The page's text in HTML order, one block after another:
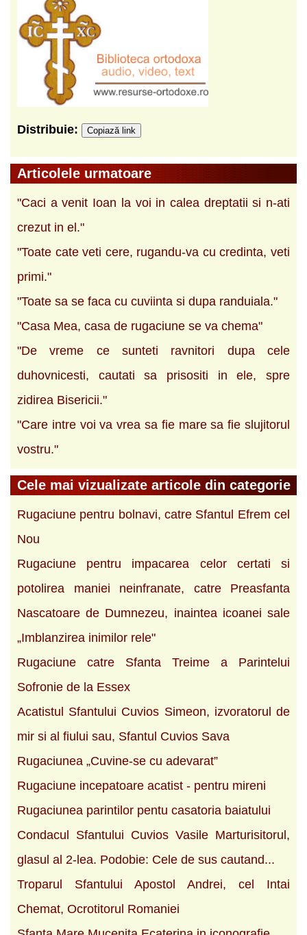
Distribuie: Copiază link
Articolele urmatoare
"Caci a venit Ioan la voi in calea dreptatii si n-ati
crezut in el."
"Toate cate veti cere, rugandu-va cu credinta, veti
primi."
"Toate sa se faca cu cuviinta si dupa randuiala."
"Casa Mea, casa de rugaciune se va chema"
"De vreme ce sunteti ravnitori dupa cele
duhovnicesti, cautati sa prisositi in ele, spre
zidirea Bisericii."
"Care intre voi va vrea sa fie mare sa fie slujitorul
vostru."
Cele mai vizualizate articole din categorie
Rugaciune pentru bolnavi, catre Sfantul Efrem cel
Nou
Rugaciune pentru impacarea celor certati si
potolirea maniei neinfranate, catre Preasfanta
Nascatoare de Dumnezeu, inaintea icoanei sale
„Imblanzirea inimilor rele"
Rugaciune catre Sfanta Treime a Parintelui
Sofronie de la Essex
Acatistul Sfantului Cuvios Simeon, izvoratorul de
mir si al fiului sau, Sfantul Cuvios Sava
Rugaciunea „Cuvine-se cu adevarat”
Rugaciune incepatoare acatist - pentru mireni
Rugaciunea parintilor pentu casatoria baiatului
Condacul Sfantului Cuvios Vasile Marturisitorul,
glasul al 2-lea. Podobie: Cele de sus cautand...
Troparul Sfantului Apostol Andrei, cel Intai
Chemat, Ocrotitorul Romaniei